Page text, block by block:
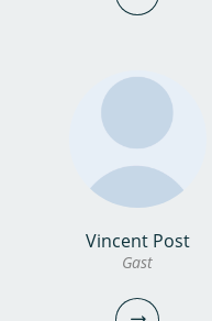
carola.koopmans@kwrwater.nl
bekijk profiel
dr.ir. Anurag
Vincent Post
Gast